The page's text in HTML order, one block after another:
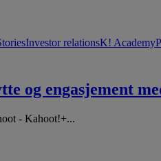
Investor relationsK! Academy
og engasjement
- Kahoot!+...